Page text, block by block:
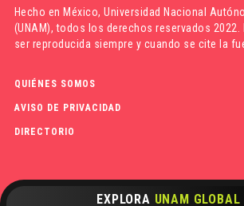
EXPLORA UNAM
Hecho en México,Universidad Nacional
(UNAM), todos los derechos reservados 2022.
ser reproducida siempre y cuando se cite la
QUIÉNES SOMOS
AVISO DE PRIVACIDAD
DIRECTORIO